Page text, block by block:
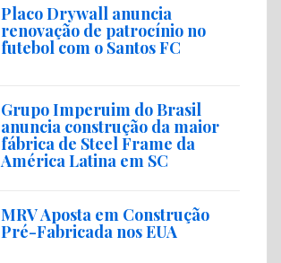
Placo Drywall anuncia
renovação de patrocínio no
futebol com o Santos FC
Grupo Imperuim do Brasil
anuncia construção da maior
fábrica de Steel Frame da
América Latina em SC
MRV Aposta em Construção
Pré-Fabricada nos EUA